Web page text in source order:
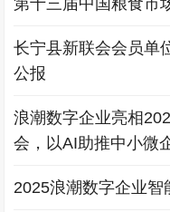
第十三届中国粮食市
长宁县新联会会员单
公报
浪潮数字企业亮相
会，以AI助推中小微
2025浪潮数字企业